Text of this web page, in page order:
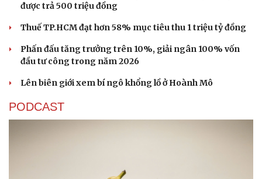
được trả 500 triệu đồng
Thuế TP.HCM đạt hơn 58% mục tiêu thu 1 triệu tỷ đồng
Phấn đấu tăng trưởng trên 10%, giải ngân 100% vốn
đầu tư công trong năm 2026
Lên biên giới xem bí ngô khổng lồ ở Hoành Mô
PODCAST